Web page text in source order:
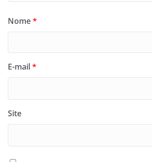
Nome*
E-mail*
Site